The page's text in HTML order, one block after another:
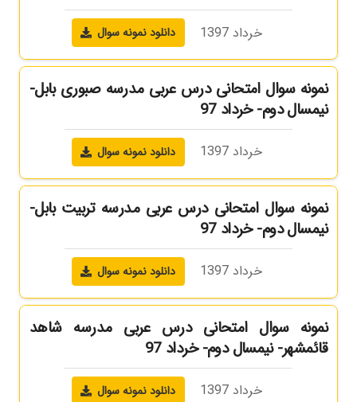
خرداد 1397 دانلود نمونه سوال
نمونه سوال امتحانی درس عربی مدرسه صبوری بابل-
نیمسال دوم- خرداد 97
خرداد 1397 دانلود نمونه سوال
نمونه سوال امتحانی درس عربی مدرسه تربیت بابل-
نیمسال دوم- خرداد 97
خرداد 1397 دانلود نمونه سوال
نمونه سوال امتحانی درس عربی مدرسه شاهد
قائمشهر- نیمسال دوم- خرداد 97
خرداد 1397 دانلود نمونه سوال